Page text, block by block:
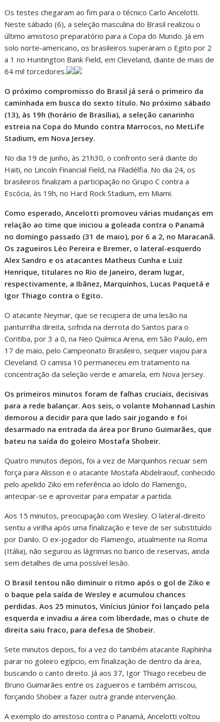
Os testes chegaram ao fim para o técnico Carlo Ancelotti.
Neste sábado (6), a seleção masculina do Brasil realizou o
último amistoso preparatório para a Copa do Mundo. Já em
solo norte-americano, os brasileiros superaram o Egito por 2
a 1 no Huntington Bank Field, em Cleveland, diante de mais de
64 mil torcedores.
O próximo compromisso do Brasil já será o primeiro da
caminhada em busca do sexto título. No próximo sábado
(13), às 19h (horário de Brasília), a seleção canarinho
estreia na Copa do Mundo contra Marrocos, no MetLife
Stadium, em Nova Jersey.
No dia 19 de junho, às 21h30, o confronto será diante do
Haiti, no Lincoln Financial Field, na Filadélfia. No dia 24, os
brasileiros finalizam a participação no Grupo C contra a
Escócia, às 19h, no Hard Rock Stadium, em Miami.
Como esperado, Ancelotti promoveu várias mudanças em
relação ao time que iniciou a goleada contra o Panamá
no domingo passado (31 de maio), por 6 a 2, no Maracanã.
Os zagueiros Léo Pereira e Bremer, o lateral-esquerdo
Alex Sandro e os atacantes Matheus Cunha e Luiz
Henrique, titulares no Rio de Janeiro, deram lugar,
respectivamente, a Ibãnez, Marquinhos, Lucas Paquetá e
Igor Thiago contra o Egito.
O atacante Neymar, que se recupera de uma lesão na
panturrilha direita, sofrida na derrota do Santos para o
Coritiba, por 3 a 0, na Neo Química Arena, em São Paulo, em
17 de maio, pelo Campeonato Brasileiro, sequer viajou para
Cleveland. O camisa 10 permaneceu em tratamento na
concentração da seleção verde e amarela, em Nova Jersey.
Os primeiros minutos foram de falhas cruciais, decisivas
para a rede balançar. Aos seis, o volante Mohannad Lashin
demorou a decidir para que lado sair jogando e foi
desarmado na entrada da área por Bruno Guimarães, que
bateu na saída do goleiro Mostafa Shobeir.
Quatro minutos depois, foi a vez de Marquinhos recuar sem
força para Alisson e o atacante Mostafa Abdelraouf, conhecido
pelo apelido Ziko em referência ao ídolo do Flamengo,
antecipar-se e aproveitar para empatar a partida.
Aos 15 minutos, preocupação com Wesley. O lateral-direito
sentiu a virilha após uma finalização e teve de ser substituído
por Danilo. O ex-jogador do Flamengo, atualmente na Roma
(Itália), não segurou as lágrimas no banco de reservas, ainda
sem detalhes de uma possível lesão.
O Brasil tentou não diminuir o ritmo após o gol de Ziko e
o baque pela saída de Wesley e acumulou chances
perdidas. Aos 25 minutos, Vinícius Júnior foi lançado pela
esquerda e invadiu a área com liberdade, mas o chute de
direita saiu fraco, para defesa de Shobeir.
Sete minutos depois, foi a vez do também atacante Raphinha
parar no goleiro egípcio, em finalização de dentro da área,
buscando o canto direito. Já aos 37, Igor Thiago recebeu de
Bruno Guimarães entre os zagueiros e também arriscou,
forçando Shobeir a fazer outra grande intervenção.
A exemplo do amistoso contra o Panamá, Ancelotti voltou